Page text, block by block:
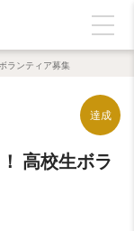
ランティア募集
高校生ボラ